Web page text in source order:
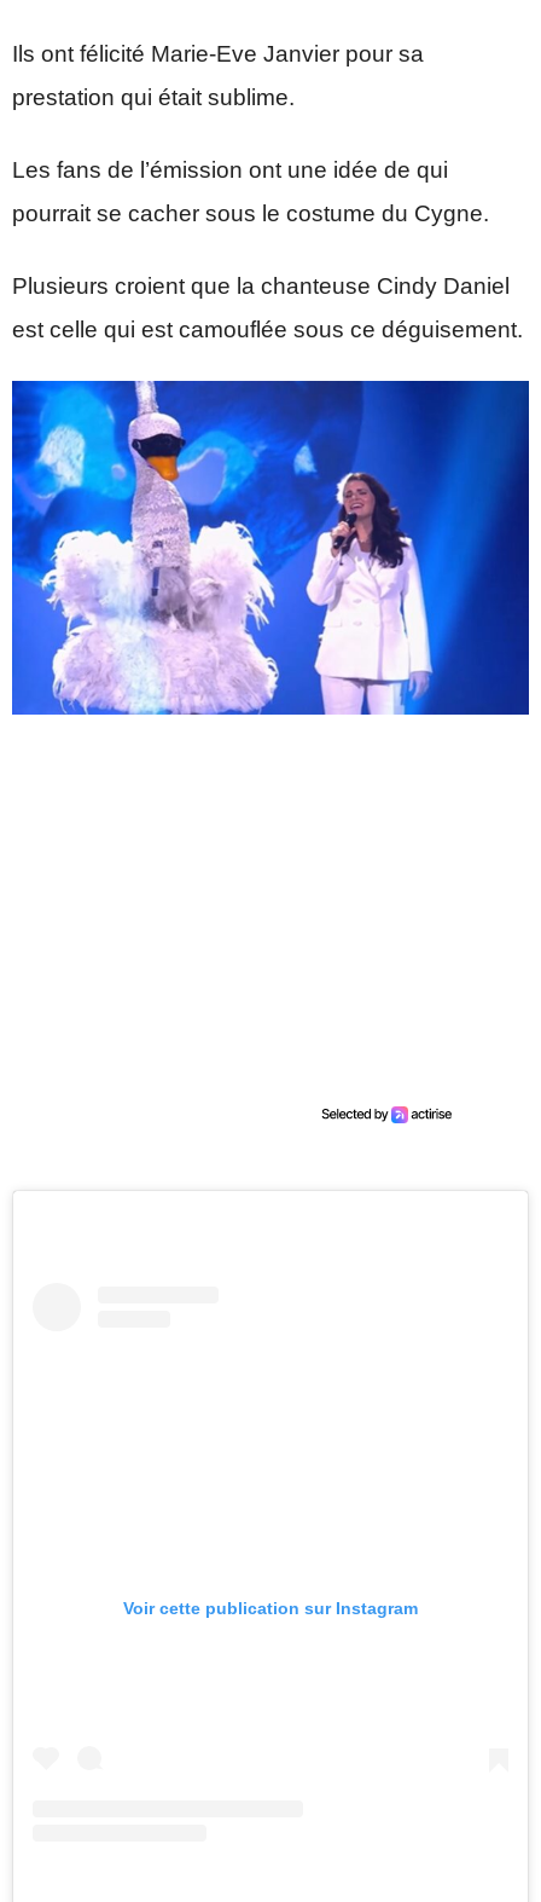
Ils ont félicité Marie-Eve Janvier pour sa
prestation qui était sublime.
Les fans de l’émission ont une idée de qui
pourrait se cacher sous le costume du Cygne.
Plusieurs croient que la chanteuse Cindy Daniel
est celle qui est camouflée sous ce déguisement.
Voir cette publication sur Instagram